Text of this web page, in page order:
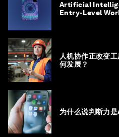
Artificial
Entry-Level
人机协作正改变
何发展？
为什么说判断力